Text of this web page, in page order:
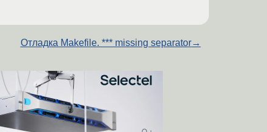
Отладка Makefile. *** missing separator→